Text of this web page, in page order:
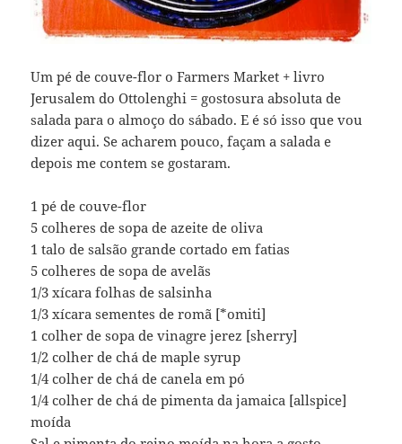
Um pé de couve-flor o Farmers Market + livro
Jerusalem do Ottolenghi = gostosura absoluta de
salada para o almoço do sábado. E é só isso que vou
dizer aqui. Se acharem pouco, façam a salada e
depois me contem se gostaram.
1 pé de couve-flor
5 colheres de sopa de azeite de oliva
1 talo de salsão grande cortado em fatias
5 colheres de sopa de avelãs
1/3 xícara folhas de salsinha
1/3 xícara sementes de romã [*omiti]
1 colher de sopa de vinagre jerez [sherry]
1/2 colher de chá de maple syrup
1/4 colher de chá de canela em pó
1/4 colher de chá de pimenta da jamaica [allspice]
moída